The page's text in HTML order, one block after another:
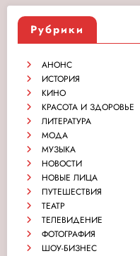
Рубрики
АНОНС
ИСТОРИЯ
КИНО
КРАСОТА И ЗДОРОВЬЕ
ЛИТЕРАТУРА
МОДА
МУЗЫКА
НОВОСТИ
НОВЫЕ ЛИЦА
ПУТЕШЕСТВИЯ
ТЕАТР
ТЕЛЕВИДЕНИЕ
ФОТОГРАФИЯ
ШОУ-БИЗНЕС